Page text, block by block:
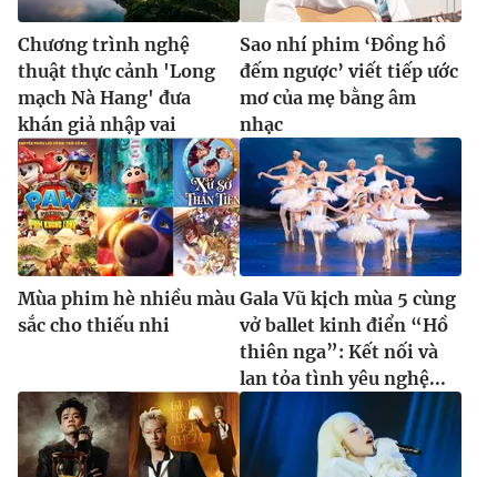
Chương trình nghệ
thuật thực cảnh 'Long
mạch Nà Hang' đưa
khán giả nhập vai
Sao nhí phim ‘Đồng hồ
đếm ngược’ viết tiếp ước
mơ của mẹ bằng âm
nhạc
Mùa phim hè nhiều màu
sắc cho thiếu nhi
Gala Vũ kịch mùa 5 cùng
vở ballet kinh điển “Hồ
thiên nga”: Kết nối và
lan tỏa tình yêu nghệ...